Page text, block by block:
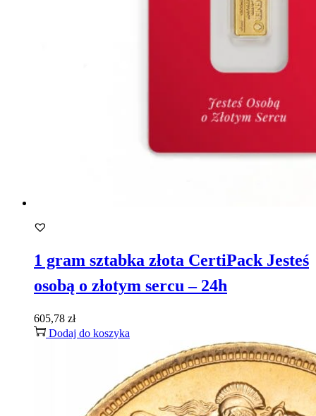
1 gram sztabka złota CertiPack Jesteś
osobą o złotym sercu – 24h
605,78 zł
Dodaj do koszyka